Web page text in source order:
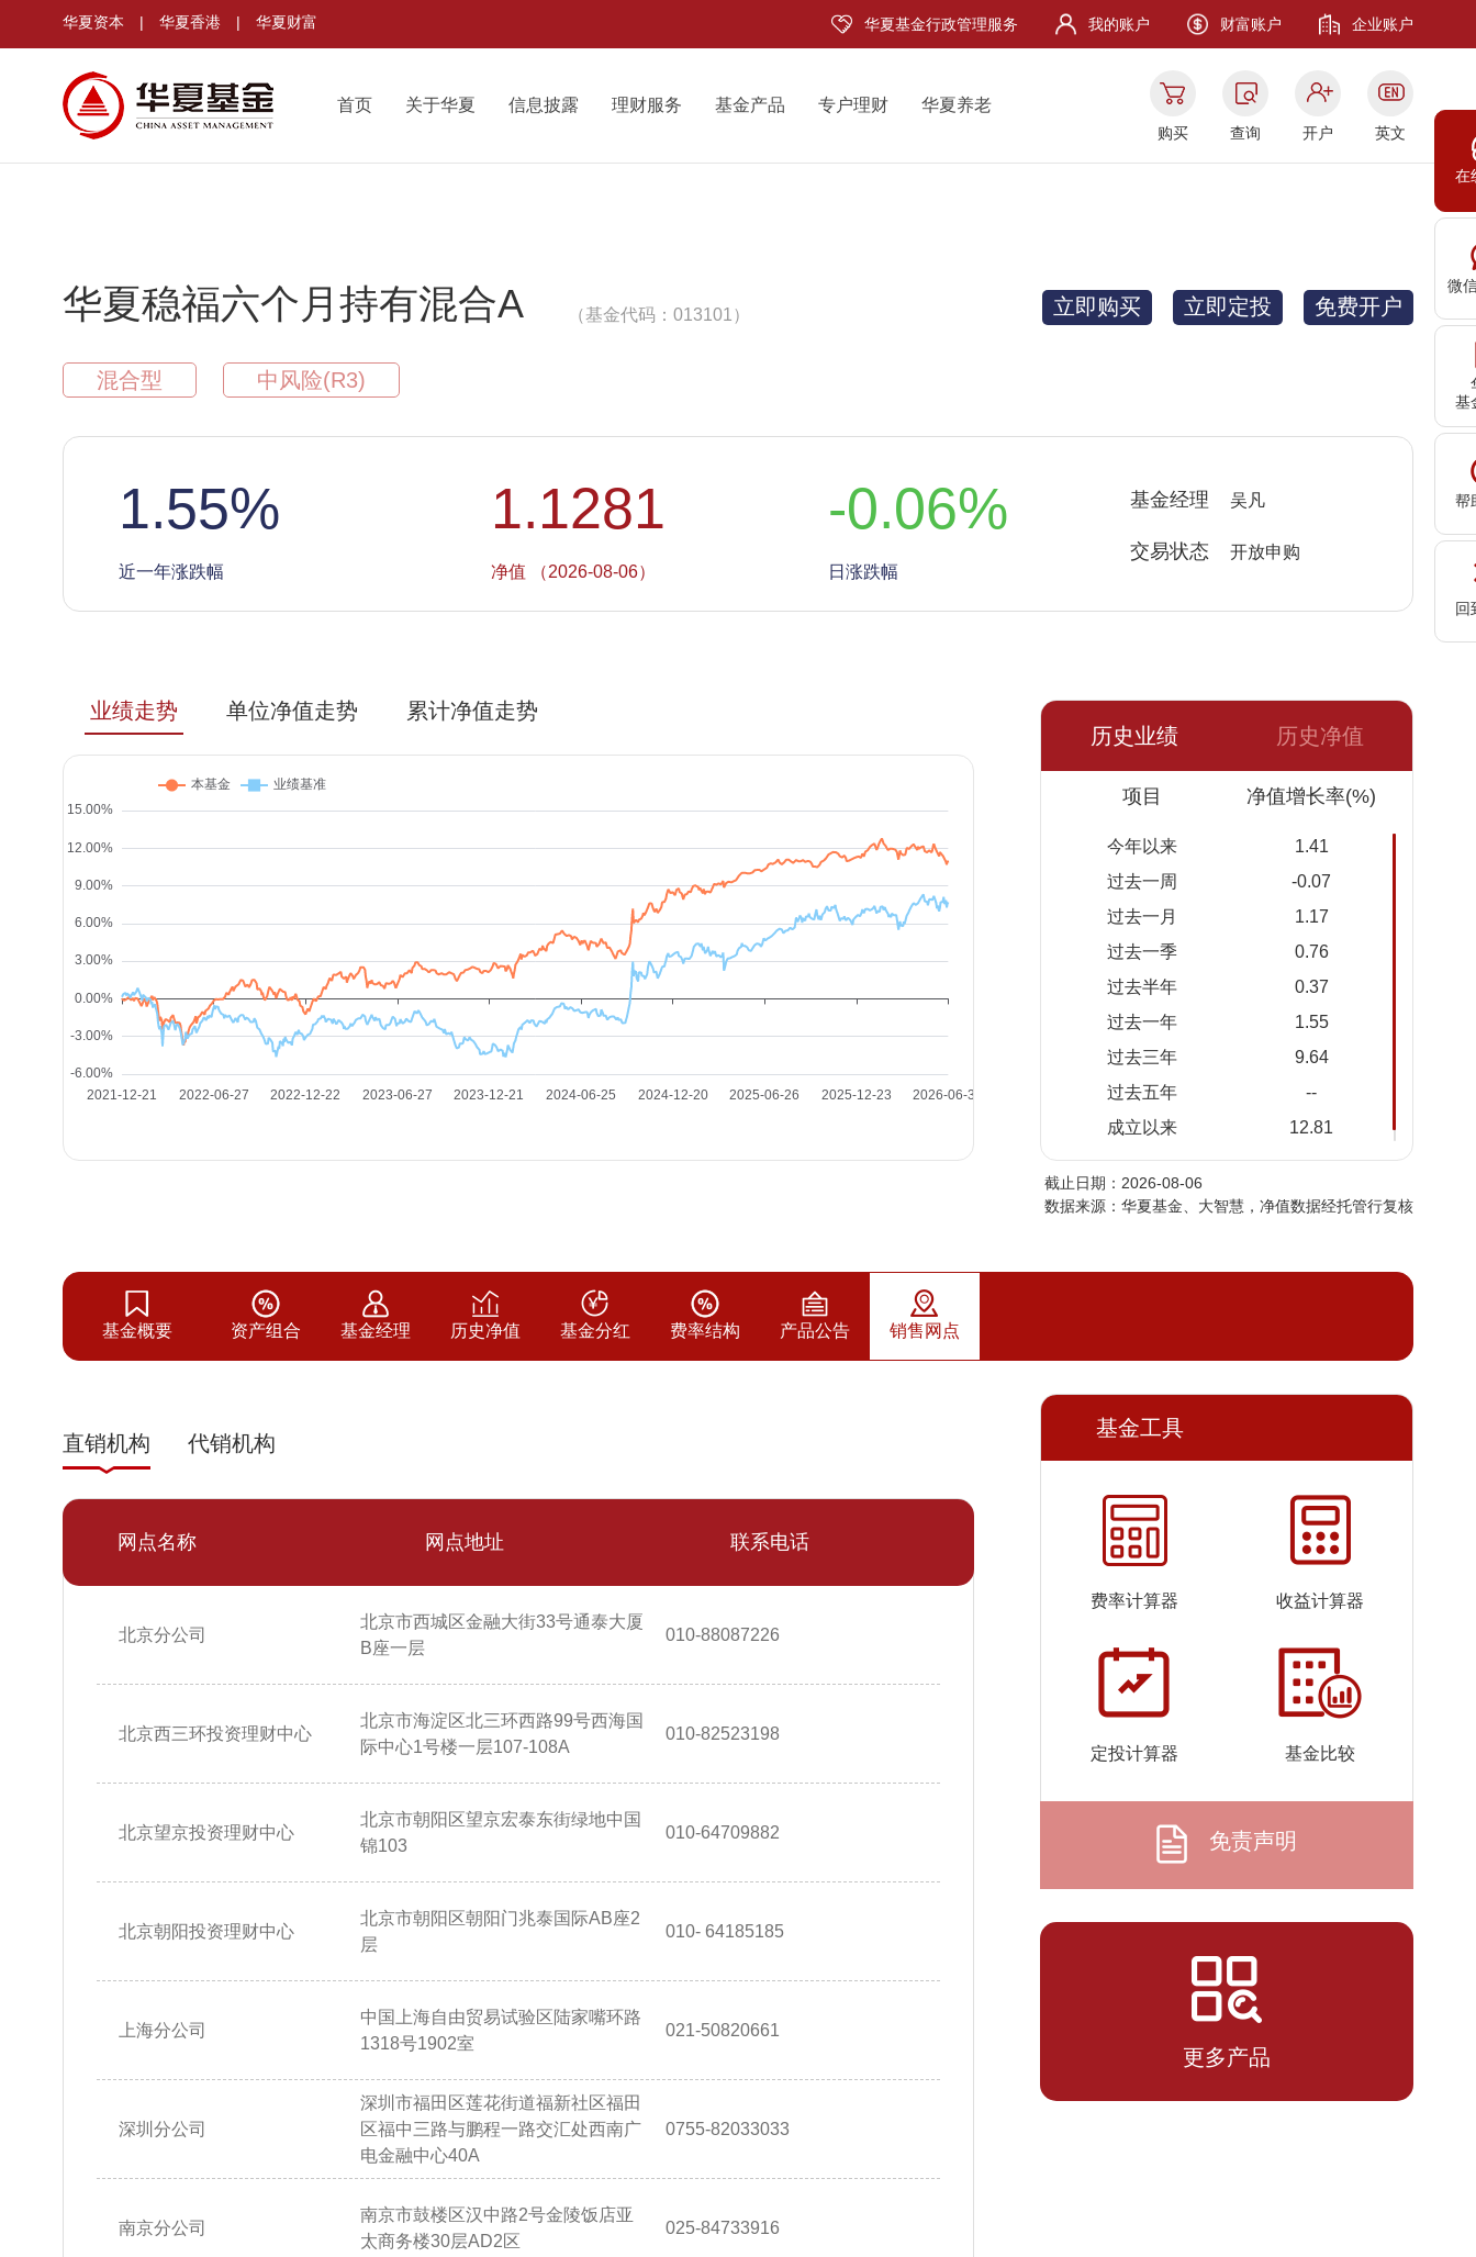
在
微
基
帮
回
华夏资本 | 华夏香港 | 华夏财富 华夏基金行政管理服务 我的账户 财富账户 企业账户
首页 关于华夏 信息披露 理财服务 基金产品 专户理财 华夏养老
购买 查询 开户 英文
华夏稳福六个月持有混合A （基金代码：013101）
混合型 中风险(R3)
立即购买 立即定投 免费开户
1.55%
近一年涨跌幅
1.1281
净值 （2026-08-06）
-0.06%
日涨跌幅
基金经理 吴凡
交易状态 开放申购
业绩走势 单位净值走势
累计净值走势
历史业绩
历史净值
项目 净值增长率(%)
今年以来
1.41
过去一周
-0.07
过去一月
1.17
过去一季
0.76
过去半年
0.37
过去一年
1.55
过去三年
9.64
过去五年
--
成立以来
12.81
净值
累计净
2026-
1.1281
08-05
2026-
08-04
1.1284
2026-
08-03
1.1297
2026-
1.1291
2026-
07-30
1.1289 1.1289
07-29
07-27
2026-
1.1226
2026-
07-23
1.1246
2026-
1.1227
2026-
1.1212
1.1221
07-17
2026-
1.1227 1.1227
07-15
1.1210
2026-
1.1172 1.1172
1.1147
截止日期：2026-08-06
数据来源：华夏基金、大智慧，净值数据经托管行复核
基金概要 资产组合 基金经理 历史净值 基金分红 费率结构 产品公告 销售网点
直销机构 代销机构
网点名称 网点地址 联系电话
北京分公司
北京市西城区金融大街33号通泰大厦
B座一层
010-88087226
北京西三环投资理财中心
北京市海淀区北三环西路99号西海国
际中心1号楼一层107-108A
010-82523198
北京望京投资理财中心
北京市朝阳区望京宏泰东街绿地中国
锦103
010-64709882
北京朝阳投资理财中心
北京市朝阳区朝阳门兆泰国际AB座2
层
010- 64185185
上海分公司
中国上海自由贸易试验区陆家嘴环路
1318号1902室
021-50820661
深圳分公司
深圳市福田区莲花街道福新社区福田
区福中三路与鹏程一路交汇处西南广
电金融中心40A
0755-82033033
南京分公司
南京市鼓楼区汉中路2号金陵饭店亚
太商务楼30层AD2区
025-84733916
基金工具
费率计算器 收益计算器
定投计算器 基金比较
免责声明
更多产品